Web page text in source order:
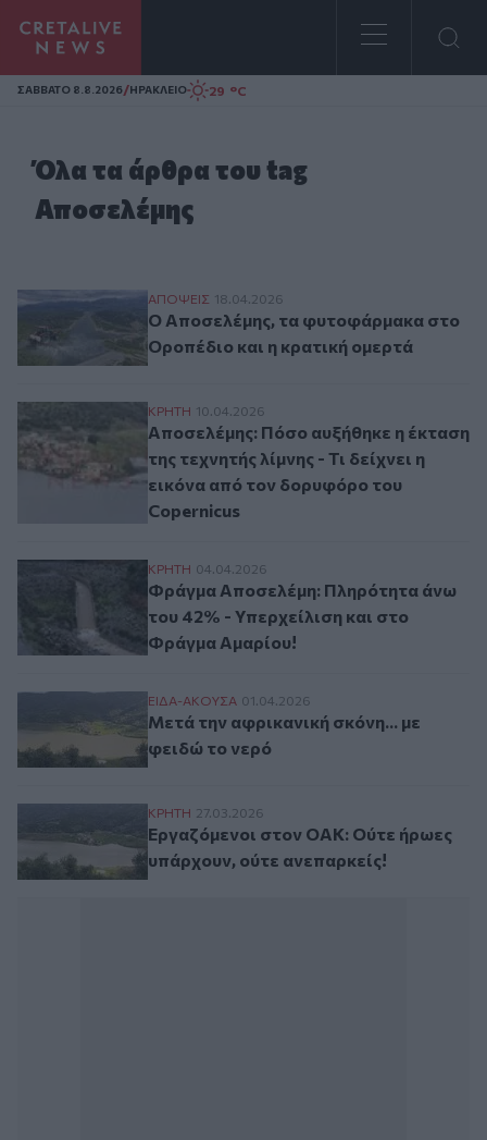
Homepage
ΣAΒΒΑΤΟ 8.8.2026/ΗΡΑΚΛΕΙΟ 29 °C
Όλα τα άρθρα του tag
Αποσελέμης
Ο Αποσελέμης, τα φυτοφάρμακα στο
ΑΠΟΨΕΙΣ 18.04.2026
Ο Αποσελέμης, τα φυτοφάρμακα στο
Οροπέδιο και η κρατική ομερτά
Αποσελέμης: Πόσο αυξήθηκε η έκταση
ΚΡΗΤΗ 10.04.2026
Αποσελέμης: Πόσο αυξήθηκε η έκταση
της τεχνητής λίμνης - Τι δείχνει η
εικόνα από τον δορυφόρο του
Copernicus
Φράγμα Αποσελέμη: Πληρότητα άνω του
ΚΡΗΤΗ 04.04.2026
Φράγμα Αποσελέμη: Πληρότητα άνω
του 42% - Υπερχείλιση και στο
Φράγμα Αμαρίου!
Μετά την αφρικανική σκόνη... με φειδώ το
ΕΙΔΑ-ΑΚΟΥΣΑ 01.04.2026
Μετά την αφρικανική σκόνη... με
φειδώ το νερό
Εργαζόμενοι στον ΟΑΚ: Ούτε ήρωες
ΚΡΗΤΗ 27.03.2026
Εργαζόμενοι στον ΟΑΚ: Ούτε ήρωες
υπάρχουν, ούτε ανεπαρκείς!